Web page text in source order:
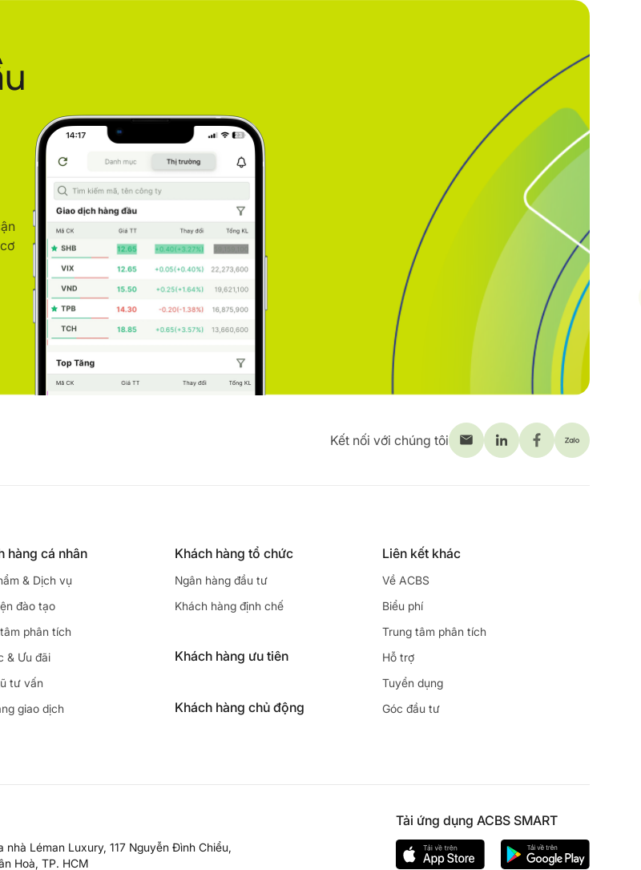
Kết nối với chúng tôi
hàng cá nhân
& Dịch vụ
đào tạo
phân tích
& Ưu đãi
tư vấn
giao dịch
Khách hàng tổ chức
Ngân hàng đầu tư
Khách hàng định chế
Khách hàng ưu tiên
Khách hàng chủ động
Liên kết khác
Về ACBS
Biểu phí
Trung tâm phân tích
Hỗ trợ
Tuyển dụng
Góc đầu tư
nhà Léman Luxury, 117 Nguyễn Đình Chiểu,
Hoà, TP. HCM
Tải ứng dụng ACBS SMART